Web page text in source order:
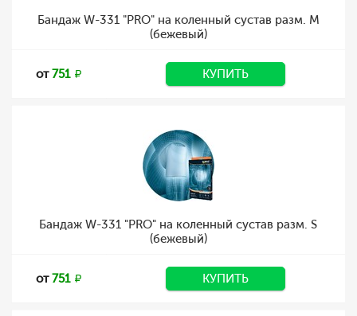
Бандаж W-331 "PRO" на коленный сустав разм. M
(бежевый)
от751 КУПИТЬ
Бандаж W-331 "PRO" на коленный сустав разм. S
(бежевый)
от751 КУПИТЬ